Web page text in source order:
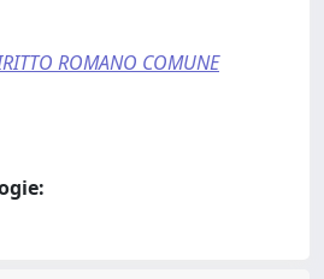
ROMANO COMUNE